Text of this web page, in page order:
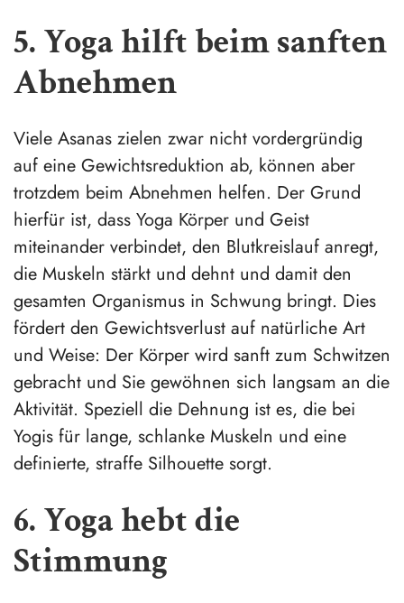
5. Yoga hilft beim sanften
Abnehmen
Viele Asanas zielen zwar nicht vordergründig
auf eine Gewichtsreduktion ab, können aber
trotzdem beim Abnehmen helfen. Der Grund
hierfür ist, dass Yoga Körper und Geist
miteinander verbindet, den Blutkreislauf anregt,
die Muskeln stärkt und dehnt und damit den
gesamten Organismus in Schwung bringt. Dies
fördert den Gewichtsverlust auf natürliche Art
und Weise: Der Körper wird sanft zum Schwitzen
gebracht und Sie gewöhnen sich langsam an die
Aktivität. Speziell die Dehnung ist es, die bei
Yogis für lange, schlanke Muskeln und eine
definierte, straffe Silhouette sorgt.
6. Yoga hebt die
Stimmung